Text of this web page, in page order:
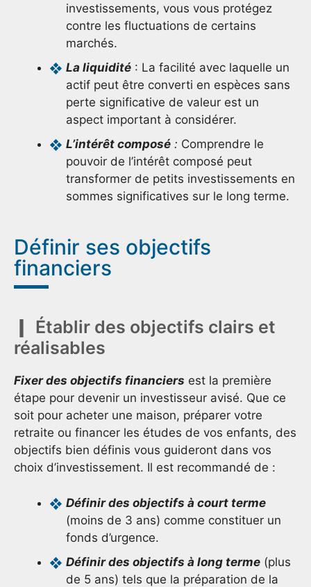
investissements, vous vous protégez
contre les fluctuations de certains
marchés.
La liquidité : La facilité avec laquelle un
actif peut être converti en espèces sans
perte significative de valeur est un
aspect important à considérer.
L’intérêt composé : Comprendre le
pouvoir de l’intérêt composé peut
transformer de petits investissements en
sommes significatives sur le long terme.
Définir ses objectifs
financiers
Établir des objectifs clairs et
réalisables
Fixer des objectifs financiers est la première
étape pour devenir un investisseur avisé. Que ce
soit pour acheter une maison, préparer votre
retraite ou financer les études de vos enfants, des
objectifs bien définis vous guideront dans vos
choix d’investissement. Il est recommandé de :
Définir des objectifs à court terme
(moins de 3 ans) comme constituer un
fonds d’urgence.
Définir des objectifs à long terme (plus
de 5 ans) tels que la préparation de la